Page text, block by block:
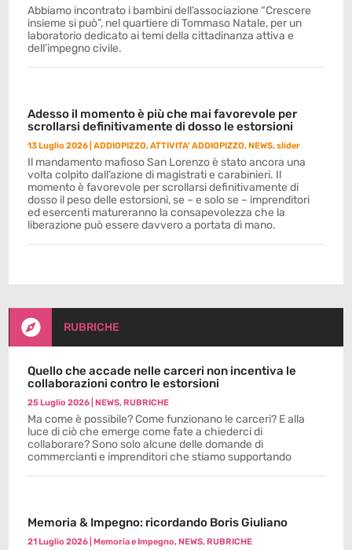
Abbiamo incontrato i bambini dell’associazione “Crescere
insieme si può”, nel quartiere di Tommaso Natale, per un
laboratorio dedicato ai temi della cittadinanza attiva e
dell’impegno civile.
Adesso il momento è più che mai favorevole per
scrollarsi definitivamente di dosso le estorsioni
13 Luglio 2026 |ADDIOPIZZO,ATTIVITA' ADDIOPIZZO,NEWS,slider
Il mandamento mafioso San Lorenzo è stato ancora una
volta colpito dall’azione di magistrati e carabinieri. Il
momento è favorevole per scrollarsi definitivamente di
dosso il peso delle estorsioni, se – e solo se – imprenditori
ed esercenti matureranno la consapevolezza che la
liberazione può essere davvero a portata di mano.
 RUBRICHE
Quello che accade nelle carceri non incentiva le
collaborazioni contro le estorsioni
25 Luglio 2026 |NEWS,RUBRICHE
Ma come è possibile? Come funzionano le carceri? E alla
luce di ciò che emerge come fate a chiederci di
collaborare? Sono solo alcune delle domande di
commercianti e imprenditori che stiamo supportando
Memoria & Impegno: ricordando Boris Giuliano
21 Luglio 2026 |Memoria e Impegno,NEWS,RUBRICHE